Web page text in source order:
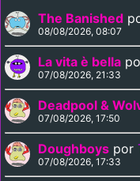
The Banished
08/08/2026, 08:07
La vita è bella
07/08/2026, 21:33
Deadpool &
07/08/2026, 17:50
Doughboys por
07/08/2026, 17:33